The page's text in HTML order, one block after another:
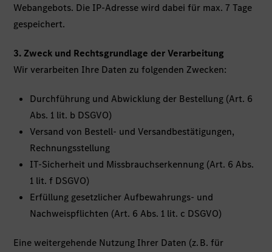
Webangebots. Die IP-Adresse wird dabei für max. 7 Tage
gespeichert.
3. Zweck und Rechtsgrundlage der Verarbeitung
Wir verarbeiten Ihre Daten zu folgenden Zwecken:
Durchführung und Abwicklung der Bestellung (Art. 6
Abs. 1 lit. b DSGVO)
Versand von Bestell- und Versandbestätigungen,
Rechnungsstellung
IT-Sicherheit und Missbrauchserkennung (Art. 6 Abs.
1 lit. f DSGVO)
Erfüllung gesetzlicher Aufbewahrungs- und
Nachweispflichten (Art. 6 Abs. 1 lit. c DSGVO)
Eine weitergehende Nutzung Ihrer Daten (z. B. für